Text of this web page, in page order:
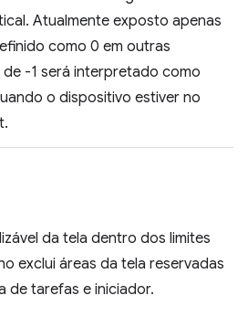
Atualmente exposto apenas
como 0 em outras
-1 será interpretado como
o dispositivo estiver no
da tela dentro dos limites
exclui áreas da tela reservadas
de tarefas e iniciador.